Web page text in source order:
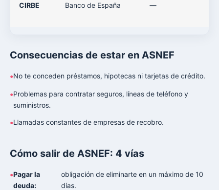
CIRBE Banco de España —
Consecuencias de estar en ASNEF
No te conceden préstamos, hipotecas ni tarjetas de crédito.
Problemas para contratar seguros, líneas de teléfono y
suministros.
Llamadas constantes de empresas de recobro.
Cómo salir de ASNEF: 4 vías
Pagar la
deuda:
obligación de eliminarte en un máximo de 10
días.